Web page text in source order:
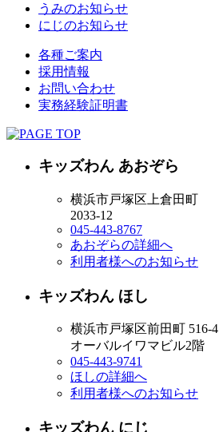
うみのお知らせ
にじのお知らせ
各種ご案内
採用情報
お問い合わせ
実務経験証明書
キッズわん あおぞら
横浜市戸塚区上倉田町
2033-12
045-443-8767
あおぞらの詳細へ
利用者様へのお知らせ
キッズわん ほし
横浜市戸塚区前田町 516-4
オーバルイワマビル2階
045-443-9741
ほしの詳細へ
利用者様へのお知らせ
キッズわん にじ